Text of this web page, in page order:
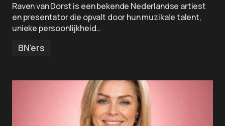
Raven van Dorst is een bekende Nederlandse artiest
en presentator die opvalt door hun muzikale talent,
unieke persoonlijkheid…
BN'ers